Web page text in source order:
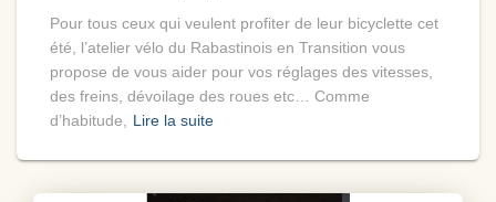
Pour tous ceux qui veulent profiter de leur bicyclette cet
été, l’atelier vélo du Rabastinois en Transition vous
propose de vous aider pour vos réglages des vitesses,
des freins, dévoilage des roues etc… Comme
d’habitude,
Lire la suite